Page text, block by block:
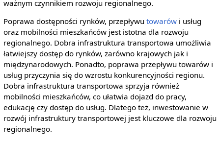
ważnym czynnikiem rozwoju regionalnego.
Poprawa dostępności rynków, przepływu towarówi usług
oraz mobilności mieszkańców jest istotna dla rozwoju
regionalnego. Dobra infrastruktura transportowa umożliwia
łatwiejszy dostęp do rynków, zarówno krajowych jak i
międzynarodowych. Ponadto, poprawa przepływu towarów i
usług przyczynia się do wzrostu konkurencyjności regionu.
Dobra infrastruktura transportowa sprzyja również
mobilności mieszkańców, co ułatwia dojazd do pracy,
edukację czy dostęp do usług. Dlatego też, inwestowanie w
rozwój infrastruktury transportowej jest kluczowe dla rozwoju
regionalnego.